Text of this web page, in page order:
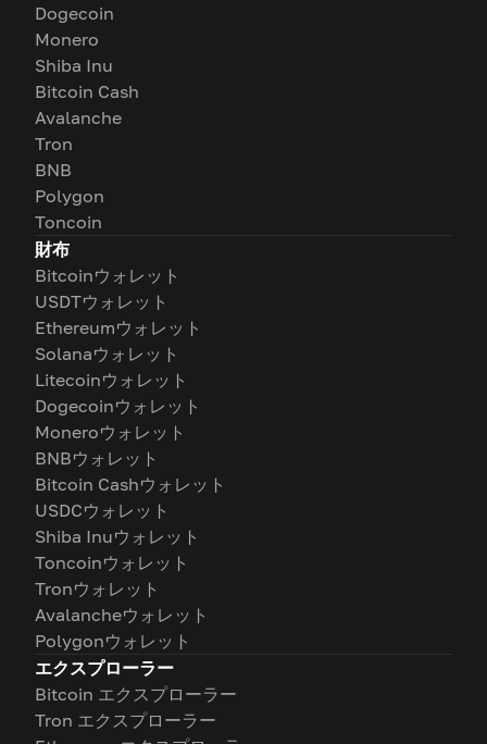
Dogecoin
Monero
Shiba Inu
Bitcoin Cash
Avalanche
Tron
BNB
Polygon
Toncoin
財布
Bitcoinウォレット
USDTウォレット
Ethereumウォレット
Solanaウォレット
Litecoinウォレット
Dogecoinウォレット
Moneroウォレット
BNBウォレット
Bitcoin Cashウォレット
USDCウォレット
Shiba Inuウォレット
Toncoinウォレット
Tronウォレット
Avalancheウォレット
Polygonウォレット
エクスプローラー
Bitcoin エクスプローラー
Tron エクスプローラー